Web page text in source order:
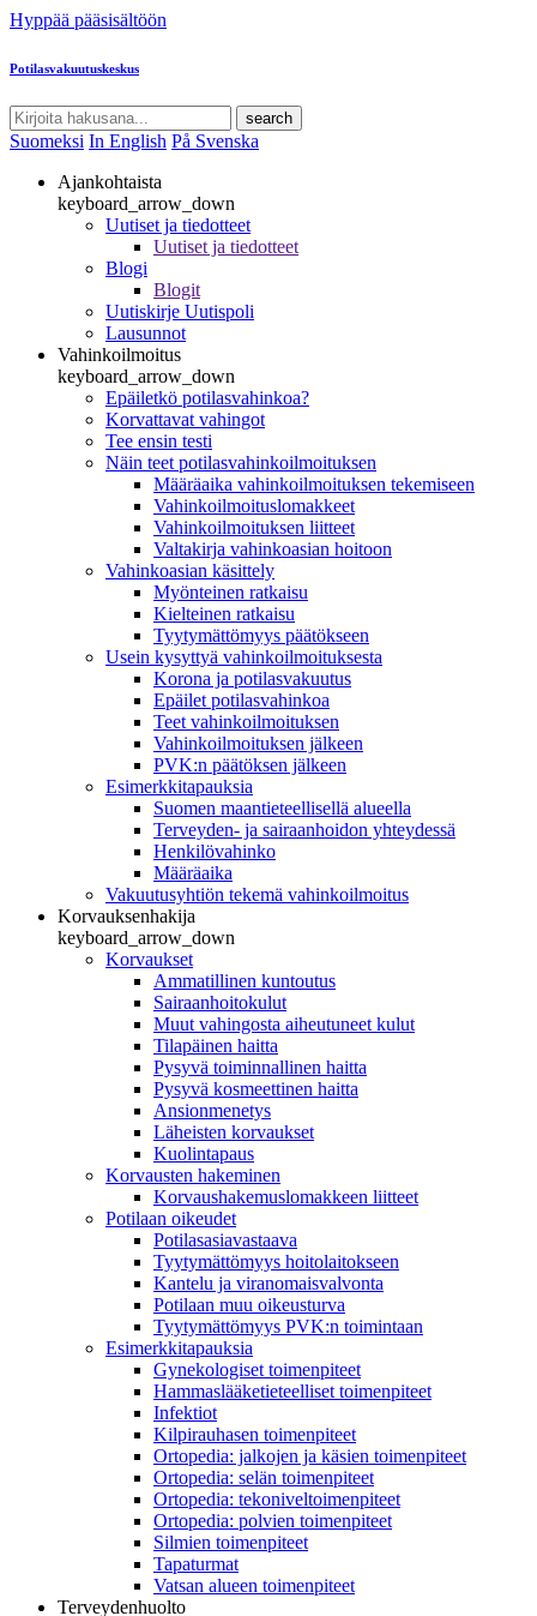
Hyppää pääsisältöön
Potilasvakuutuskeskus
search
Suomeksi In English På Svenska
Ajankohtaista
keyboard_arrow_down
Uutiset ja tiedotteet
Uutiset ja tiedotteet
Blogi
Blogit
Uutiskirje Uutispoli
Lausunnot
Vahinkoilmoitus
keyboard_arrow_down
Epäiletkö potilasvahinkoa?
Korvattavat vahingot
Tee ensin testi
Näin teet potilasvahinkoilmoituksen
Määräaika vahinkoilmoituksen tekemiseen
Vahinkoilmoituslomakkeet
Vahinkoilmoituksen liitteet
Valtakirja vahinkoasian hoitoon
Vahinkoasian käsittely
Myönteinen ratkaisu
Kielteinen ratkaisu
Tyytymättömyys päätökseen
Usein kysyttyä vahinkoilmoituksesta
Korona ja potilasvakuutus
Epäilet potilasvahinkoa
Teet vahinkoilmoituksen
Vahinkoilmoituksen jälkeen
PVK:n päätöksen jälkeen
Esimerkkitapauksia
Suomen maantieteellisellä alueella
Terveyden- ja sairaanhoidon yhteydessä
Henkilövahinko
Määräaika
Vakuutusyhtiön tekemä vahinkoilmoitus
Korvauksenhakija
keyboard_arrow_down
Korvaukset
Ammatillinen kuntoutus
Sairaanhoitokulut
Muut vahingosta aiheutuneet kulut
Tilapäinen haitta
Pysyvä toiminnallinen haitta
Pysyvä kosmeettinen haitta
Ansionmenetys
Läheisten korvaukset
Kuolintapaus
Korvausten hakeminen
Korvaushakemuslomakkeen liitteet
Potilaan oikeudet
Potilasasiavastaava
Tyytymättömyys hoitolaitokseen
Kantelu ja viranomaisvalvonta
Potilaan muu oikeusturva
Tyytymättömyys PVK:n toimintaan
Esimerkkitapauksia
Gynekologiset toimenpiteet
Hammaslääketieteelliset toimenpiteet
Infektiot
Kilpirauhasen toimenpiteet
Ortopedia: jalkojen ja käsien toimenpiteet
Ortopedia: selän toimenpiteet
Ortopedia: tekoniveltoimenpiteet
Ortopedia: polvien toimenpiteet
Silmien toimenpiteet
Tapaturmat
Vatsan alueen toimenpiteet
Terveydenhuolto